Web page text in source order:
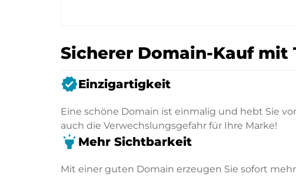
Sicherer Domain-Kauf mit
verifiedEinzigartigkeit
Eine schöne Domain ist einmalig und hebt Sie
auch die Verwechslungsgefahr für Ihre Marke!
highlight Mehr Sichtbarkeit
Mit einer guten Domain erzeugen Sie sofort